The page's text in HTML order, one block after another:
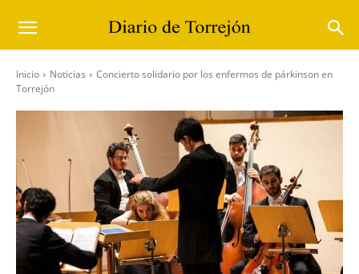
Inicio Noticias
Concierto solidario por los enfermos de párkinson en
Torrejón